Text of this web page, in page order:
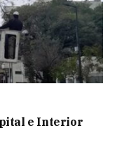
e Interior